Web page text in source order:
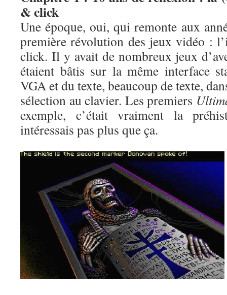
& click
Une époque, oui, qui remonte aux
première révolution des jeux vidéo :
click. Il y avait de nombreux jeux
étaient bâtis sur la même interface
VGA et du texte, beaucoup de texte,
sélection au clavier. Les premiers
exemple, c’était vraiment la
intéressais pas plus que ça.